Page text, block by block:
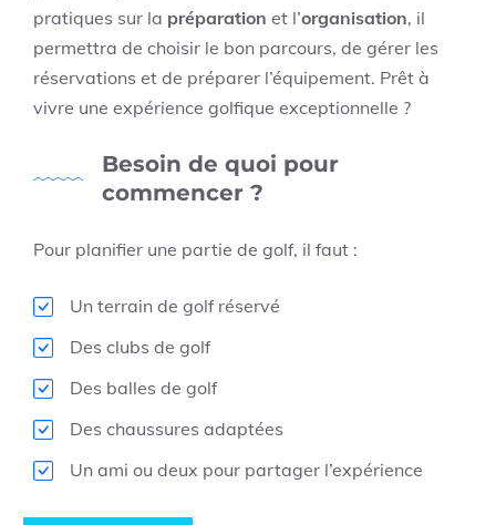
pratiques sur la préparation et l’organisation, il
permettra de choisir le bon parcours, de gérer les
réservations et de préparer l’équipement. Prêt à
vivre une expérience golfique exceptionnelle ?
Besoin de quoi pour
commencer ?
Pour planifier une partie de golf, il faut :
Un terrain de golf réservé
Des clubs de golf
Des balles de golf
Des chaussures adaptées
Un ami ou deux pour partager l’expérience